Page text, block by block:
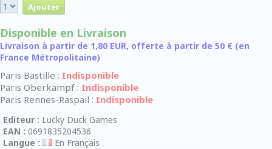
Disponible en Livraison
Livraison à partir de 1,80 EUR, offerte à partir de 50 € (en
France Métropolitaine)
Paris Bastille : Indisponible
Paris Oberkampf : Indisponible
Paris Rennes-Raspail : Indisponible
Editeur : Lucky Duck Games
EAN : 0691835204536
Langue :
En Français